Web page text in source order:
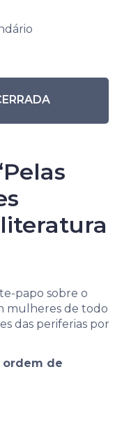
papo sobre o
mulheres de todo
das periferias por
ordem de